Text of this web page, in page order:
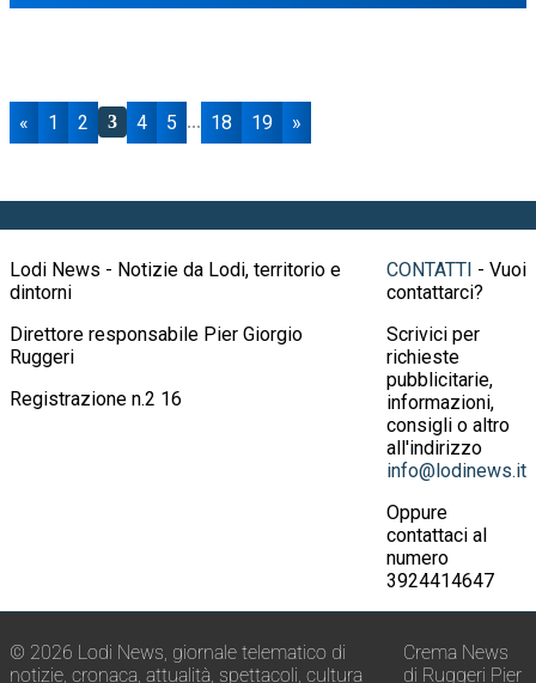
« 1 2 3 4 5 ... 18 19 »
Lodi News - Notizie da Lodi, territorio e
dintorni
Direttore responsabile Pier Giorgio
Ruggeri
Registrazione n.2 16
CONTATTI - Vuoi
contattarci?
Scrivici per
richieste
pubblicitarie,
informazioni,
consigli o altro
all'indirizzo
info@lodinews.it
Oppure
contattaci al
numero
3924414647
© 2026 Lodi News, giornale telematico di
notizie, cronaca, attualità, spettacoli, cultura
Crema News
di Ruggeri Pier